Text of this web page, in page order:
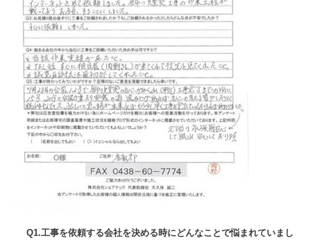
Q1.工事を依頼する会社を決める時にどんなことで悩まれていまし